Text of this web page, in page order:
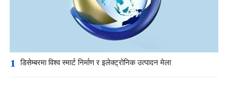
1 डिसेम्बरमा विश्व स्मार्ट निर्माण र इलेक्ट्रोनिक उत्पादन मेला